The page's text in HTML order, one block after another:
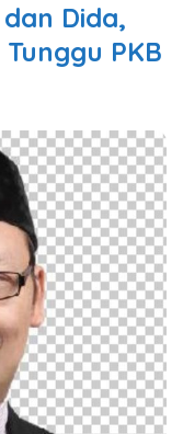
Dida,
PKB